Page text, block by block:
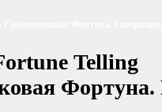
Telling